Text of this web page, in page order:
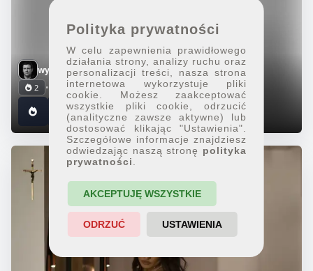
wytrazek
2 • Fotograf
Polityka prywatności
W celu zapewnienia prawidłowego
działania strony, analizy ruchu oraz
personalizacji treści, nasza strona
internetowa wykorzystuje pliki
cookie. Możesz zaakceptować
wszystkie pliki cookie, odrzucić
(analityczne zawsze aktywne) lub
dostosować klikając "Ustawienia".
Szczegółowe informacje znajdziesz
odwiedzając naszą stronę polityka
prywatności
AKCEPTUJĘ WSZYSTKIE
ODRZUĆ USTAWIENIA